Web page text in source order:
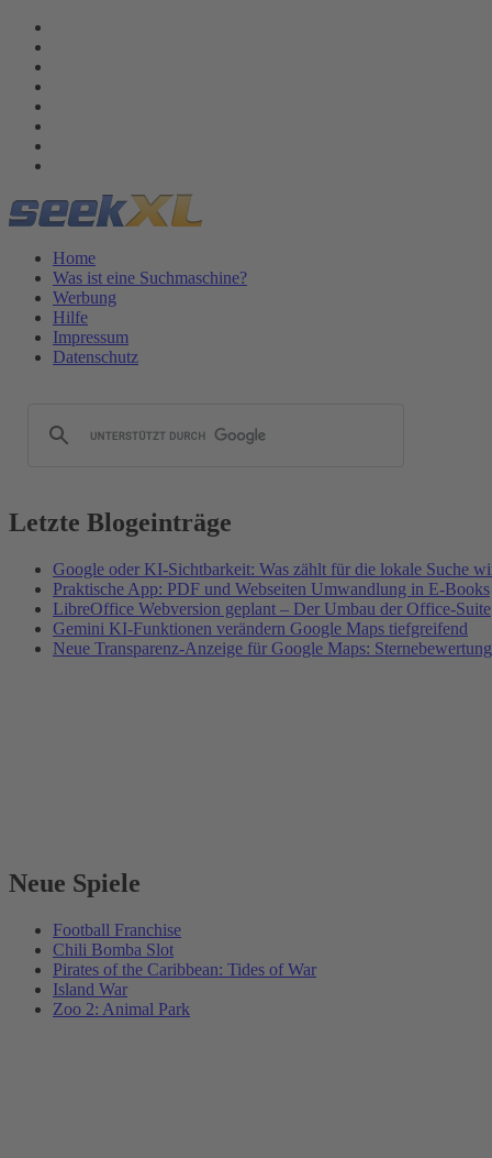
Home
Was ist eine Suchmaschine?
Werbung
Hilfe
Impressum
Datenschutz
Letzte Blogeinträge
Google oder KI-Sichtbarkeit: Was zählt für die lokale Suche
Praktische App: PDF und Webseiten Umwandlung in E-Books
LibreOffice Webversion geplant – Der Umbau der Office-Suite
Gemini KI-Funktionen verändern Google Maps tiefgreifend
Neue Transparenz-Anzeige für Google Maps:
Neue Spiele
Football Franchise
Chili Bomba Slot
Pirates of the Caribbean: Tides of War
Island War
Zoo 2: Animal Park